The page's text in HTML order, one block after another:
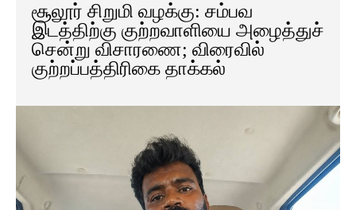
சூலூர் சிறுமி வழக்கு: சம்பவ
இடத்திற்கு குற்றவாளியை அழைத்துச்
சென்று விசாரணை; விரைவில்
குற்றப்பத்திரிகை தாக்கல்